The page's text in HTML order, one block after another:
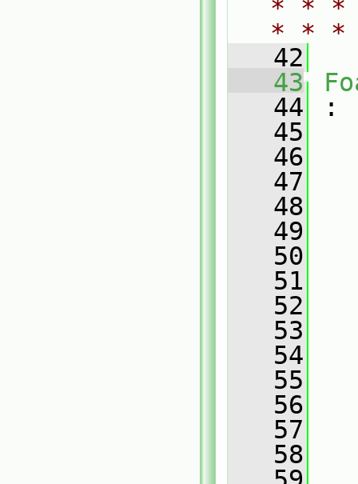
* * *
* *
   42
   43
   44
:
   45
   46
   47
   48
   49
   50
   51
   52
   53
   54
   55
   56
   57
   58